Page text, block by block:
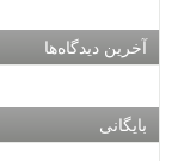
آخرین دیدگاه‌ها
بایگانی